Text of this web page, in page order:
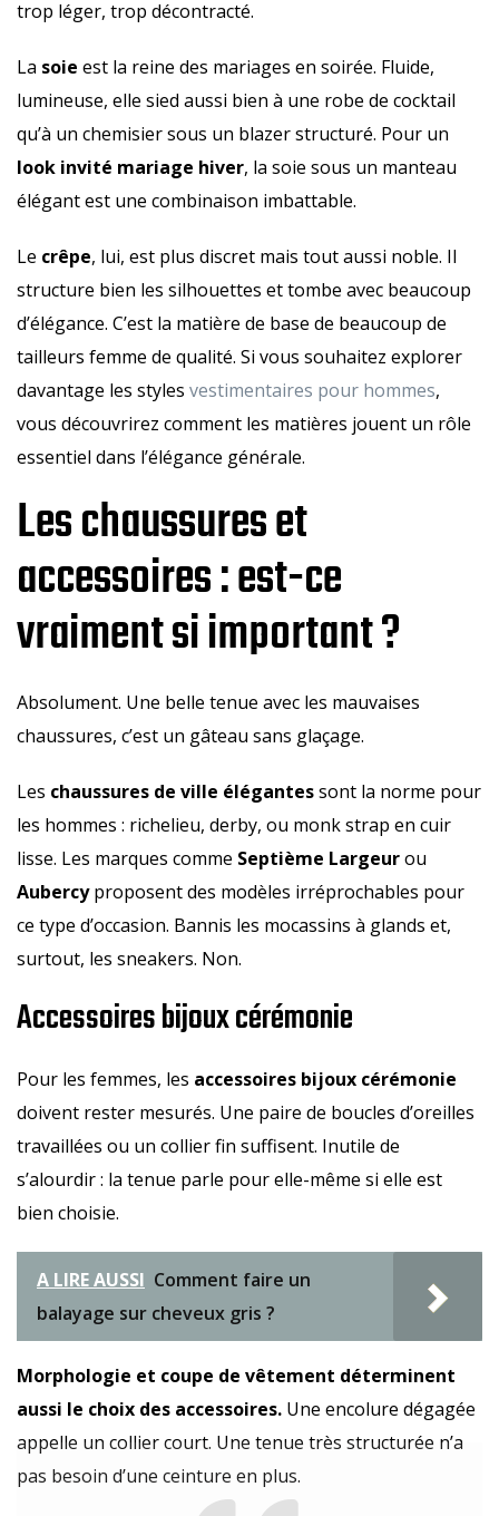
trop léger, trop décontracté.
La soie est la reine des mariages en soirée. Fluide,
lumineuse, elle sied aussi bien à une robe de cocktail
qu’à un chemisier sous un blazer structuré. Pour un
look invité mariage hiver, la soie sous un manteau
élégant est une combinaison imbattable.
Le crêpe, lui, est plus discret mais tout aussi noble. Il
structure bien les silhouettes et tombe avec beaucoup
d’élégance. C’est la matière de base de beaucoup de
tailleurs femme de qualité. Si vous souhaitez explorer
davantage les styles vestimentaires pour hommes,
vous découvrirez comment les matières jouent un rôle
essentiel dans l’élégance générale.
Les chaussures et
accessoires : est-ce
vraiment si important ?
Absolument. Une belle tenue avec les mauvaises
chaussures, c’est un gâteau sans glaçage.
Les chaussures de ville élégantessont la norme pour
les hommes : richelieu, derby, ou monk strap en cuir
lisse. Les marques comme Septième Largeurou
Aubercyproposent des modèles irréprochables pour
ce type d’occasion. Bannis les mocassins à glands et,
surtout, les sneakers. Non.
Accessoires bijoux cérémonie
Pour les femmes, les accessoires bijoux cérémonie
doivent rester mesurés. Une paire de boucles d’oreilles
travaillées ou un collier fin suffisent. Inutile de
s’alourdir : la tenue parle pour elle-même si elle est
bien choisie.
A LIRE AUSSI Comment faire un
balayage sur cheveux gris ?
Morphologie et coupe de vêtement déterminent
aussi le choix des accessoires. Une encolure dégagée
appelle un collier court. Une tenue très structurée n’a
pas besoin d’une ceinture en plus.